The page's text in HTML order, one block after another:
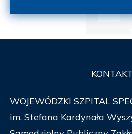
KONTAKT
WOJEWÓDZKI SZPITAL
im. Stefana Kardynała